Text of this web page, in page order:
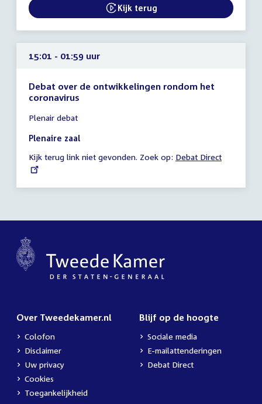
15:01
uur
External link:
Kijk terug
15:01 - 01:59 uur
Debat over de ontwikkelingen rondom het
coronavirus
vergadering
15:01
01:59
uur
Plenair debat
Plenaire zaal
Kijk terug link niet gevonden. Zoek op: External
Debat Direct
Over Tweedekamer.nl
Colofon
Disclaimer
Uw privacy
Cookies
Toegankelijkheid
Blijf op de hoogte
Sociale media
E-mailattenderingen
Debat Direct